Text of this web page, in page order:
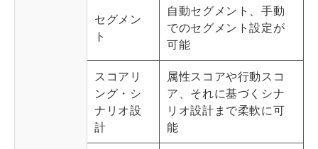
セグメン
ト
自動セグメント、手動
でのセグメント設定が
可能
スコアリ
ング・シ
ナリオ設
計
属性スコアや行動スコ
ア、それに基づくシナ
リオ設計まで柔軟に可
能